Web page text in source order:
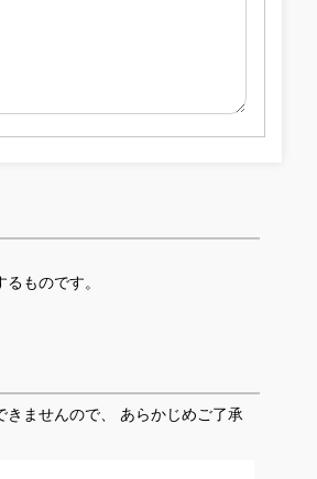
ものです。
ませんので、 あらかじめご了承